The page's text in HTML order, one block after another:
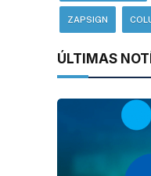
ZAPSIGN
ÚLTIMAS